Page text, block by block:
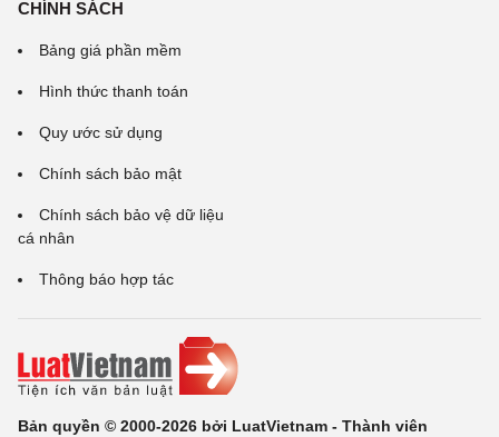
CHÍNH SÁCH
Bảng giá phần mềm
Hình thức thanh toán
Quy ước sử dụng
Chính sách bảo mật
Chính sách bảo vệ dữ liệu
cá nhân
Thông báo hợp tác
Bản quyền © 2000-2026 bởi LuatVietnam - Thành viên